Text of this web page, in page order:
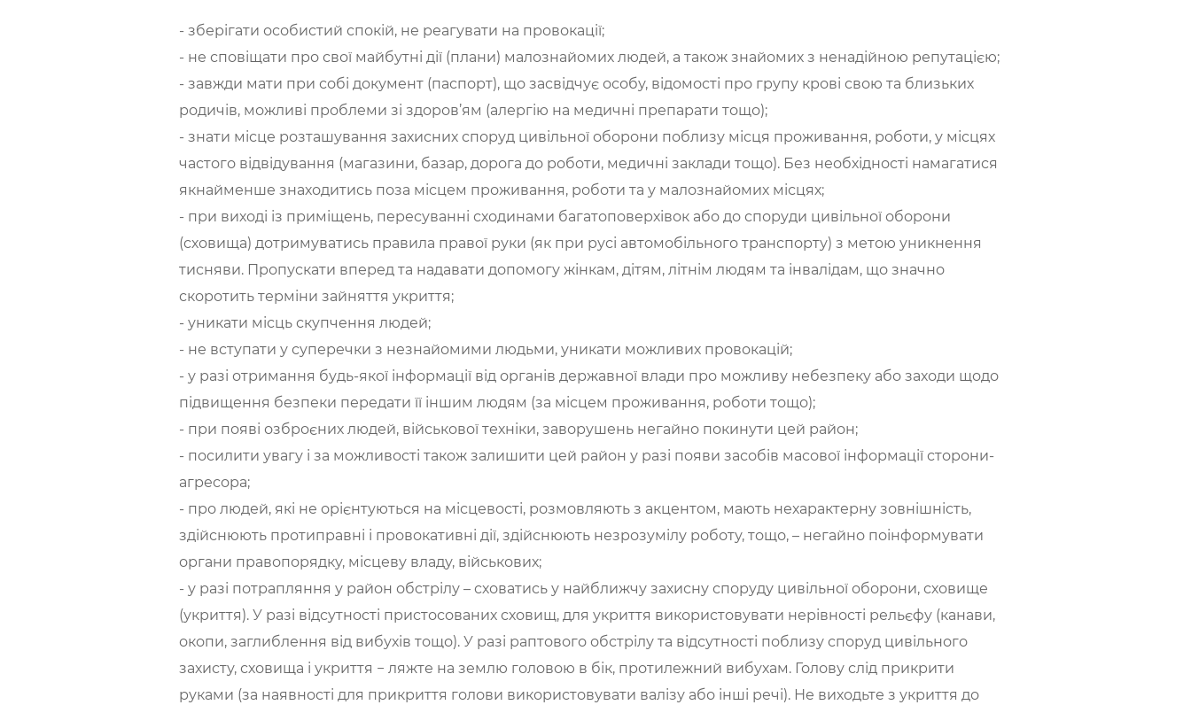
- зберігати особистий спокій, не реагувати на провокації;
- не сповіщати про свої майбутні дії (плани) малознайомих людей, а також знайомих з ненадійною репутацією;
- завжди мати при собі документ (паспорт), що засвідчує особу, відомості про групу крові свою та близьких
родичів, можливі проблеми зі здоров’ям (алергію на медичні препарати тощо);
- знати місце розташування захисних споруд цивільної оборони поблизу місця проживання, роботи, у місцях
частого відвідування (магазини, базар, дорога до роботи, медичні заклади тощо). Без необхідності намагатися
якнайменше знаходитись поза місцем проживання, роботи та у малознайомих місцях;
- при виході із приміщень, пересуванні сходинами багатоповерхівок або до споруди цивільної оборони
(сховища) дотримуватись правила правої руки (як при русі автомобільного транспорту) з метою уникнення
тисняви. Пропускати вперед та надавати допомогу жінкам, дітям, літнім людям та інвалідам, що значно
скоротить терміни зайняття укриття;
- уникати місць скупчення людей;
- не вступати у суперечки з незнайомими людьми, уникати можливих провокацій;
- у разі отримання будь-якої інформації від органів державної влади про можливу небезпеку або заходи щодо
підвищення безпеки передати її іншим людям (за місцем проживання, роботи тощо);
- при появі озброєних людей, військової техніки, заворушень негайно покинути цей район;
- посилити увагу і за можливості також залишити цей район у разі появи засобів масової інформації сторони-
агресора;
- про людей, які не орієнтуються на місцевості, розмовляють з акцентом, мають нехарактерну зовнішність,
здійснюють протиправні і провокативні дії, здійснюють незрозумілу роботу, тощо, – негайно поінформувати
органи правопорядку, місцеву владу, військових;
- у разі потрапляння у район обстрілу – сховатись у найближчу захисну споруду цивільної оборони, сховище
(укриття). У разі відсутності пристосованих сховищ, для укриття використовувати нерівності рельєфу (канави,
окопи, заглиблення від вибухів тощо). У разі раптового обстрілу та відсутності поблизу споруд цивільного
захисту, сховища і укриття − ляжте на землю головою в бік, протилежний вибухам. Голову слід прикрити
руками (за наявності для прикриття голови використовувати валізу або інші речі). Не виходьте з укриття до